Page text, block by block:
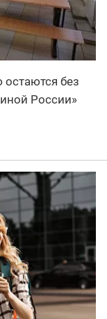
без
России»